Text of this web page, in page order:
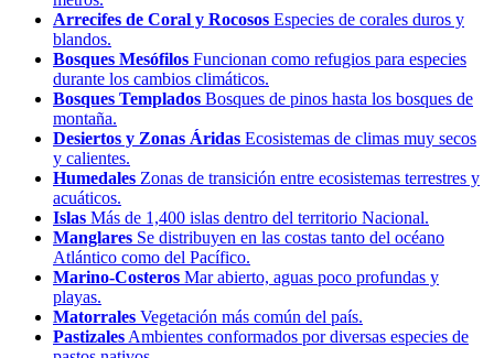
Arrecifes de Coral y Rocosos Especies de corales duros y
blandos.
Bosques Mesófilos Funcionan como refugios para especies
durante los cambios climáticos.
Bosques Templados Bosques de pinos hasta los bosques de
montaña.
Desiertos y Zonas Áridas Ecosistemas de climas muy secos
y calientes.
Humedales Zonas de transición entre ecosistemas terrestres y
acuáticos.
Islas Más de 1,400 islas dentro del territorio Nacional.
Manglares Se distribuyen en las costas tanto del océano
Atlántico como del Pacífico.
Marino-Costeros Mar abierto, aguas poco profundas y
playas.
Matorrales Vegetación más común del país.
Pastizales Ambientes conformados por diversas especies de